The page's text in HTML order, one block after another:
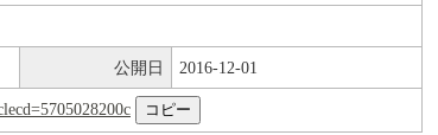
公開日 2016-12-01